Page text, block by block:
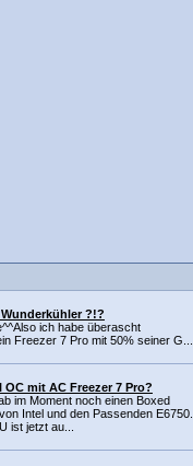
Wunderkühler ?!?
ich habe überascht
Freezer 7 Pro mit 50% seiner G...
OC mit AC Freezer 7 Pro?
im Moment noch einen Boxed
Intel und den Passenden E6750.
ist jetzt au...